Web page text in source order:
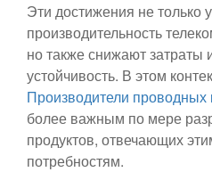
Эти достижения не только
производительность
но также снижают
устойчивость. В этом
Производители проводных
более важным по мере
продуктов, отвечающих
потребностям.